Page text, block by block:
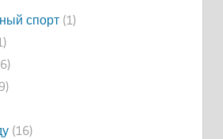
спорт(1)
(16)